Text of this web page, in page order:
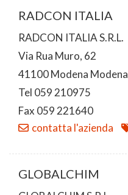
RADCON ITALIA
RADCON ITALIA S.R.L.
Via Rua Muro, 62
41100 Modena Modena
Tel 059 210975
Fax 059 221640
contatta l'azienda
GLOBALCHIM